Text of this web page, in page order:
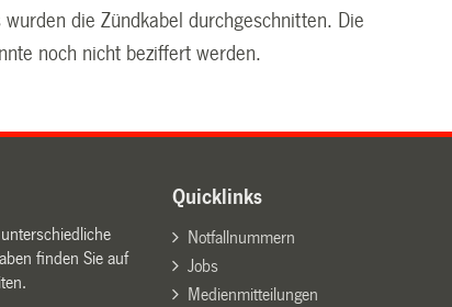
wurden die Zündkabel durchgeschnitten. Die
noch nicht beziffert werden.
finden Sie auf
Quicklinks
Notfallnummern
Jobs
Medienmitteilungen